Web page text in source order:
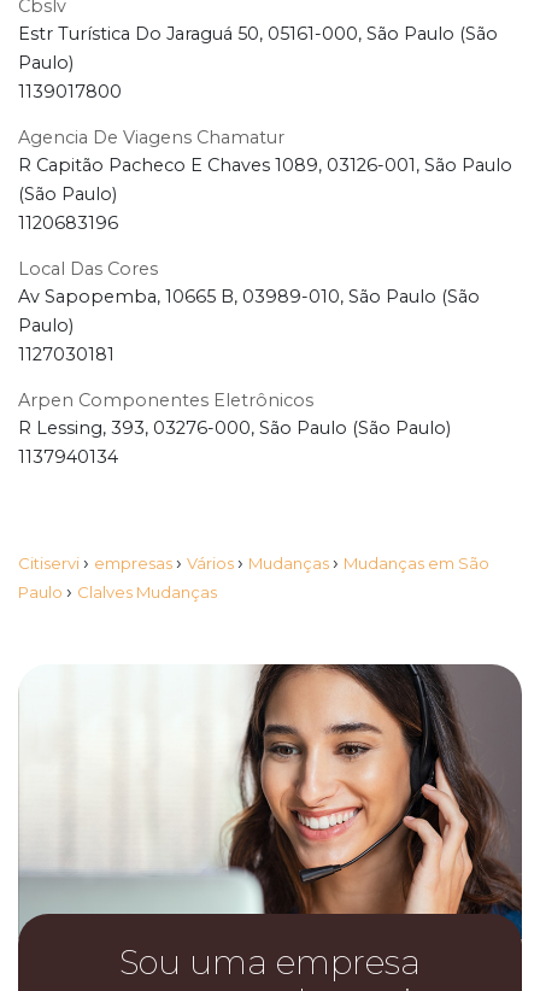
Cbslv
Estr Turística Do Jaraguá 50, 05161-000, São Paulo (São
Paulo)
1139017800
Agencia De Viagens Chamatur
R Capitão Pacheco E Chaves 1089, 03126-001, São Paulo
(São Paulo)
1120683196
Local Das Cores
Av Sapopemba, 10665 B, 03989-010, São Paulo (São
Paulo)
1127030181
Arpen Componentes Eletrônicos
R Lessing, 393, 03276-000, São Paulo (São Paulo)
1137940134
Citiservi › empresas › Vários › Mudanças › Mudanças em São
Paulo › Clalves Mudanças
Sou uma empresa